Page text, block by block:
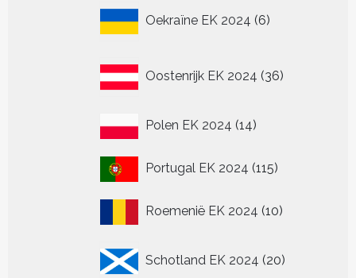
Oekraïne EK 2024 6
producten
Oostenrijk EK 2024 36
producten
Polen EK 2024 1414
Portugal EK 2024 115115
Roemenië EK 2024 1010
Schotland EK 2024 20
producten